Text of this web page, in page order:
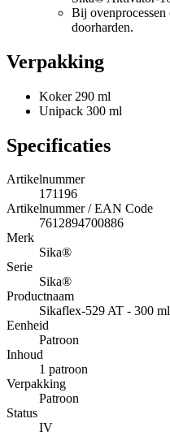
Bij ovenprocessen
doorharden.
Verpakking
Koker 290 ml
Unipack 300 ml
Specificaties
Artikelnummer
171196
Artikelnummer / EAN Code
7612894700886
Merk
Sika®
Serie
Sika®
Productnaam
Sikaflex-529 AT - 300
Eenheid
Patroon
Inhoud
1 patroon
Verpakking
Patroon
Status
IV